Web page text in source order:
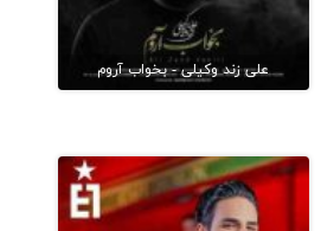
علی زند وکیلی - بخواب آروم